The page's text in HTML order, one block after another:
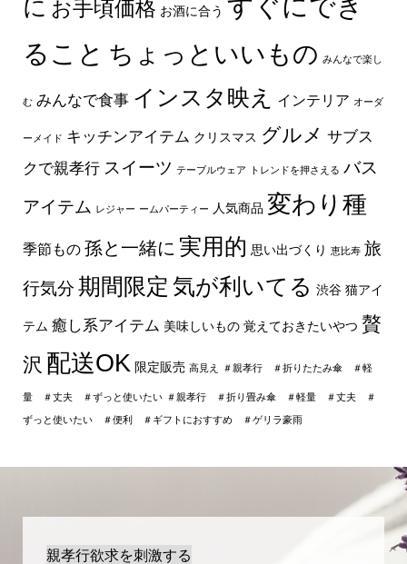
に お手頃価格 お酒に合う
ること ちょっといいもの みんなで楽し
む みんなで食事 インスタ映え インテリア オーダ
ーメイド キッチンアイテム クリスマス グルメ サブス
クで親孝行 スイーツ テーブルウェア トレンドを押さえる バス
アイテム レジャー ームパーティー 人気商品 変わり種
季節もの 孫と一緒に 実用的 思い出づくり 恵比寿 旅
行気分 期間限定 気が利いてる 渋谷 猫アイ
テム 癒し系アイテム 美味しいもの 覚えておきたいやつ 贅
沢 配送OK 限定販売 高見え ＃親孝行 ＃折りたたみ傘 ＃軽
量 ＃丈夫 ＃ずっと使いたい ＃親孝行 ＃折り畳み傘 ＃軽量 ＃丈夫 ＃
ずっと使いたい ＃便利 ＃ギフトにおすすめ ＃ゲリラ豪雨
親孝行欲求を刺激する